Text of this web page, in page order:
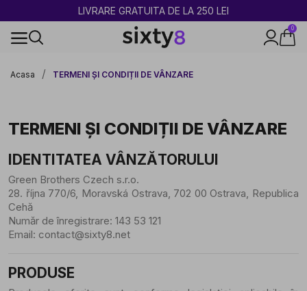
2 CUMPĂRATE = 1 CADOU
0
Acasa
TERMENI ȘI CONDIȚII DE VÂNZARE
TERMENI ȘI CONDIȚII DE VÂNZARE
IDENTITATEA VÂNZĂTORULUI
Green Brothers Czech s.r.o.
28. října 770/6, Moravská Ostrava, 702 00 Ostrava, Republica
Cehă
Număr de înregistrare: 143 53 121
Email: contact@sixty8.net
PRODUSE